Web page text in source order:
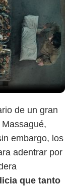
de un gran
embargo, los
adentrar por
que tanto